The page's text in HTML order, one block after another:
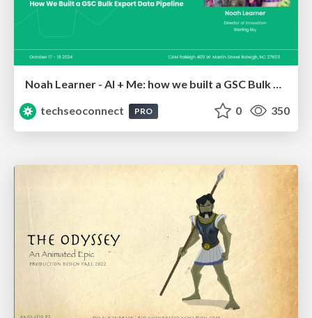
Noah Learner - AI + Me: how we built a GSC Bulk Export data pipeline
techseoconnect
PRO 0 350